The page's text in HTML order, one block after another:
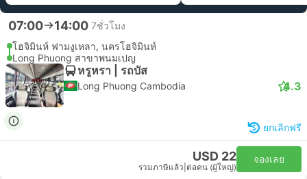
07:00 14:00 7ชั่วโมง
โฮจิมินห์ ฟามงูเหลา, นครโฮจิมินห์
Long Phuong สาขาพนมเปญ
หรูหรา | รถบัส
Long Phuong Cambodia 4.3
ยกเลิกฟรี
USD 22
รวมภาษีแล้ว ต่อคน (ผู้ใหญ่)
จองเลย